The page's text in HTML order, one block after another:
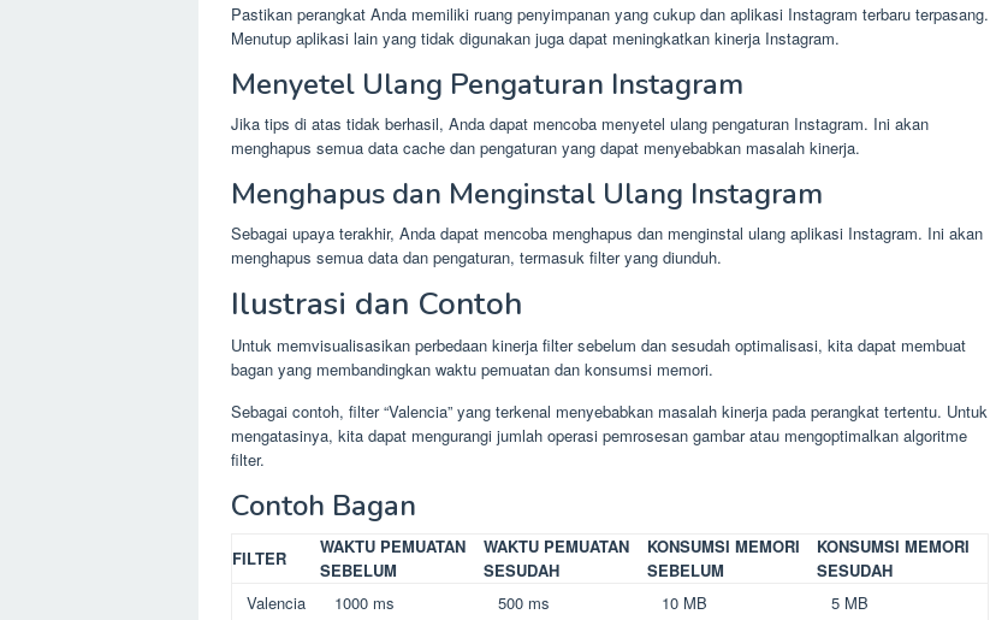
Pastikan perangkat Anda memiliki ruang penyimpanan yang cukup dan aplikasi Instagram terbaru terpasang.
Menutup aplikasi lain yang tidak digunakan juga dapat meningkatkan kinerja Instagram.
Menyetel Ulang Pengaturan Instagram
Jika tips di atas tidak berhasil, Anda dapat mencoba menyetel ulang pengaturan Instagram. Ini akan
menghapus semua data cache dan pengaturan yang dapat menyebabkan masalah kinerja.
Menghapus dan Menginstal Ulang Instagram
Sebagai upaya terakhir, Anda dapat mencoba menghapus dan menginstal ulang aplikasi Instagram. Ini akan
menghapus semua data dan pengaturan, termasuk filter yang diunduh.
Ilustrasi dan Contoh
Untuk memvisualisasikan perbedaan kinerja filter sebelum dan sesudah optimalisasi, kita dapat membuat
bagan yang membandingkan waktu pemuatan dan konsumsi memori.
Sebagai contoh, filter “Valencia” yang terkenal menyebabkan masalah kinerja pada perangkat tertentu. Untuk
mengatasinya, kita dapat mengurangi jumlah operasi pemrosesan gambar atau mengoptimalkan algoritme
filter.
Contoh Bagan
FILTER
WAKTU PEMUATAN
SEBELUM
WAKTU PEMUATAN
SESUDAH
KONSUMSI MEMORI
SEBELUM
KONSUMSI MEMORI
SESUDAH
Valencia
1000 ms 500 ms 10 MB 5 MB